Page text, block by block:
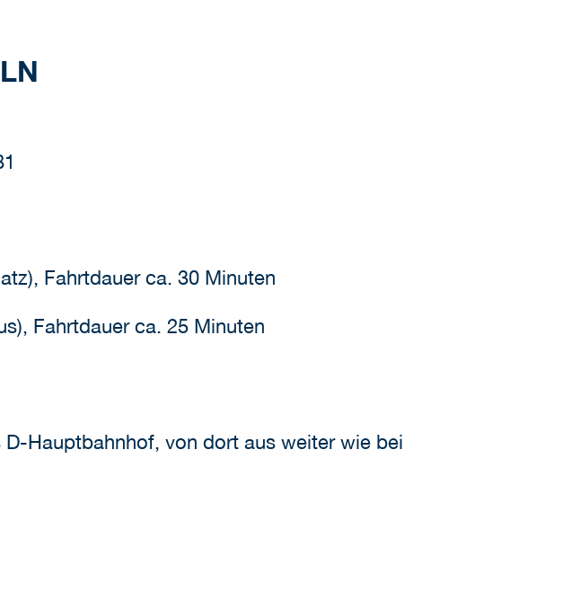
Fahrtdauer ca. 30 Minuten
Fahrtdauer ca. 25 Minuten
Hauptbahnhof, von dort aus weiter wie bei